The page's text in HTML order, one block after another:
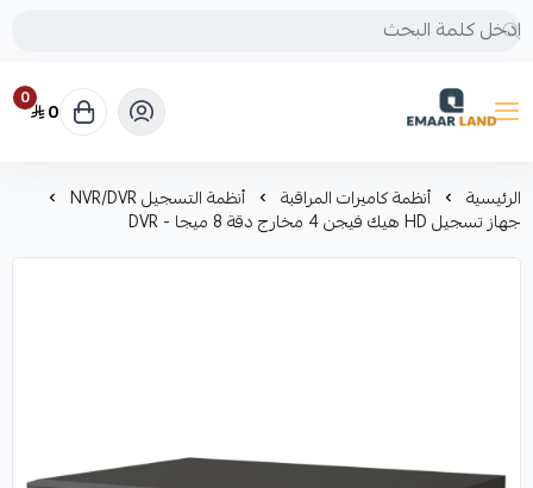
إعمار لاند
0 0
الرئيسية أنظمة كاميرات المراقبة أنظمة التسجيل NVR/DVR
جهاز تسجيل HD هيك فيجن 4 مخارج دقة 8 ميجا - DVR